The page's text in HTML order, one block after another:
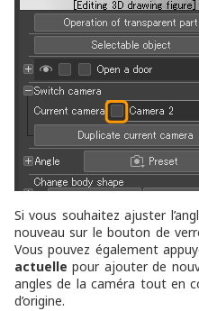
Si vous souhaitez ajuster
nouveau sur le bouton de
Vous pouvez également
actuelle pour ajouter de
angles de la caméra tout en
d’origine.